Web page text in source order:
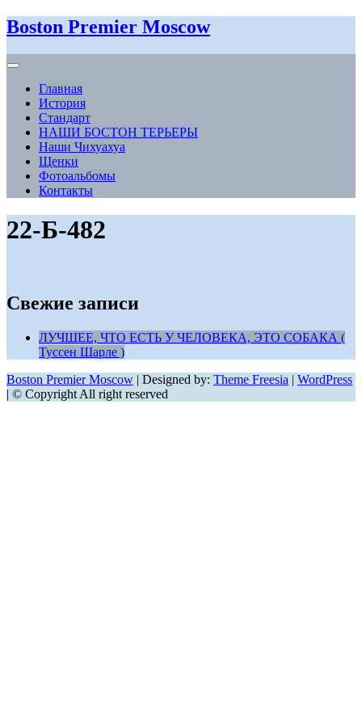
Boston Premier Moscow
Главная
История
Стандарт
НАШИ БОСТОН ТЕРЬЕРЫ
Наши Чихуахуа
Щенки
Фотоальбомы
Контакты
22-Б-482
Свежие записи
ЛУЧШЕЕ, ЧТО ЕСТЬ У ЧЕЛОВЕКА, ЭТО СОБАКА (
Туссен Шарле )
Boston Premier Moscow | Designed by: Theme Freesia | WordPress
| © Copyright All right reserved